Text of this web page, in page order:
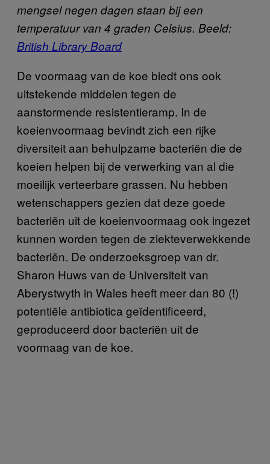
mengsel negen dagen staan bij een
temperatuur van 4 graden Celsius. Beeld:
British Library Board
De voormaag van de koe biedt ons ook
uitstekende middelen tegen de
aanstormende resistentieramp. In de
koeienvoormaag bevindt zich een rijke
diversiteit aan behulpzame bacteriën die de
koeien helpen bij de verwerking van al die
moeilijk verteerbare grassen. Nu hebben
wetenschappers gezien dat deze goede
bacteriën uit de koeienvoormaag ook ingezet
kunnen worden tegen de ziekteverwekkende
bacteriën. De onderzoeksgroep van dr.
Sharon Huws van de Universiteit van
Aberystwyth in Wales heeft meer dan 80 (!)
potentiële antibiotica geïdentificeerd,
geproduceerd door bacteriën uit de
voormaag van de koe.